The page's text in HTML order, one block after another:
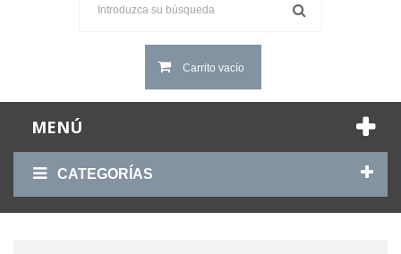
Carrito vacío
MENÚ
CATEGORÍAS